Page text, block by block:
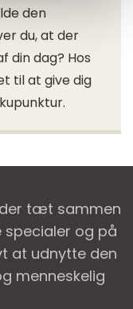
den
du, at der
din dag? Hos
til at give dig
tæt sammen
og på
at udnytte den
menneskelig